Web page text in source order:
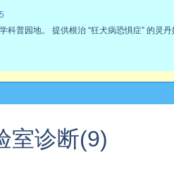
科普园地。 提供根治 “狂犬病恐惧症” 的灵
室诊断(9)